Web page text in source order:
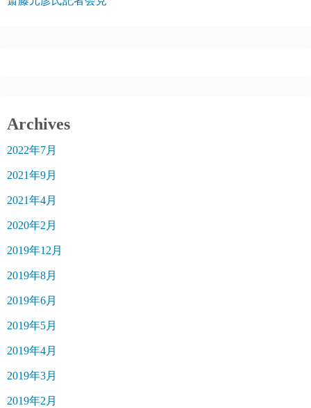
Archives
2022年7月
2021年9月
2021年4月
2020年2月
2019年12月
2019年8月
2019年6月
2019年5月
2019年4月
2019年3月
2019年2月